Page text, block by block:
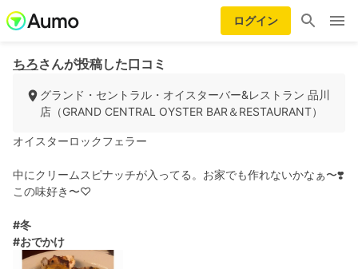
ログイン
ちろさんが投稿した口コミ
グランド・セントラル・オイスターバー&レストラン 品川
店（GRAND CENTRAL OYSTER BAR＆RESTAURANT）
オイスターロックフェラー
中にクリームスピナッチが入ってる。お家でも作れないかなぁ〜❣️
この味好き〜♡
#冬
#おでかけ